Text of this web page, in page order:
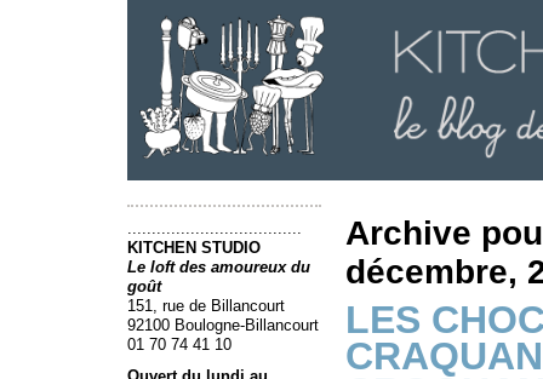
....................................
KITCHEN STUDIO
Le loft des amoureux du
goût
151, rue de Billancourt
92100 Boulogne-Billancourt
01 70 74 41 10
Archive
décembre,
LES